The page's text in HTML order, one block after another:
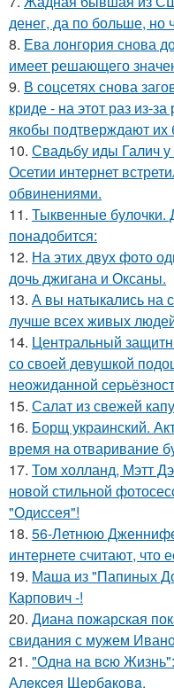
денег, да по больше, но
8. Ева лонгория снова
имеет решающего
9. В соцсетях снова
криде - на этот раз из-
якобы подтверждают их
10. Свадьбу иды Галич у
Осетии интернет
обвинениями.
11. Тыквенные булочки.
понадобится:
12. На этих двух фото
дочь джигана и Оксаны.
13. А вы натыкались на
лучше всех живых
14. Центральный
со своей девушкой
неожиданной
15. Салат из свежей
16. Борщ украинский.
время на отваривание
17. Том холланд, Мэтт
новой стильной
"Одиссея"!
18. 56-Летнюю
интернете считают, что
19. Маша из "Папиных
Карпович -!
20. Диана пожарская
свидания с мужем
21. "Однa нa вcю
Алeкceя Щepбaкoвa.